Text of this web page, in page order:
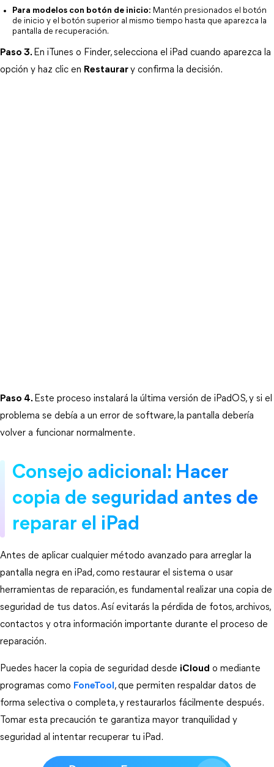
Para modelos con botón de inicio: Mantén presionados el botón
de inicio y el botón superior al mismo tiempo hasta que aparezca la
pantalla de recuperación.
Paso 3. En iTunes o Finder, selecciona el iPad cuando aparezca la
opción y haz clic en Restaurary confirma la decisión.
Paso 4. Este proceso instalará la última versión de iPadOS, y si el
problema se debía a un error de software, la pantalla debería
volver a funcionar normalmente.
Consejo adicional: Hacer
copia de seguridad antes de
reparar el iPad
Antes de aplicar cualquier método avanzado para arreglar la
pantalla negra en iPad, como restaurar el sistema o usar
herramientas de reparación, es fundamental realizar una copia de
seguridad de tus datos. Así evitarás la pérdida de fotos, archivos,
contactos y otra información importante durante el proceso de
reparación.
Puedes hacer la copia de seguridad desde iCloud o mediante
programas como FoneTool , que permiten respaldar datos de
forma selectiva o completa, y restaurarlos fácilmente después.
Tomar esta precaución te garantiza mayor tranquilidad y
seguridad al intentar recuperar tu iPad.